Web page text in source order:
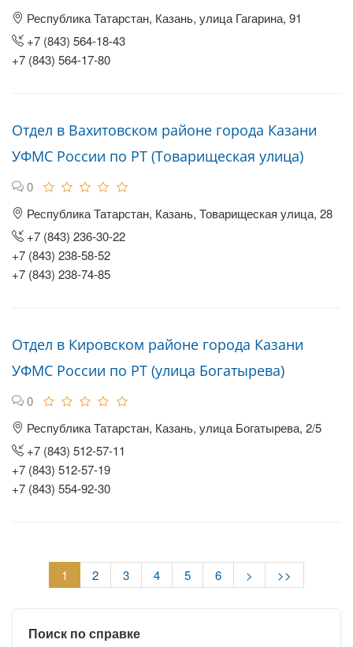
Республика Татарстан, Казань, улица Гагарина, 91
+7 (843) 564-18-43
+7 (843) 564-17-80
Отдел в Вахитовском районе города Казани
УФМС России по РТ (Товарищеская улица)
0
Республика Татарстан, Казань, Товарищеская улица, 28
+7 (843) 236-30-22
+7 (843) 238-58-52
+7 (843) 238-74-85
Отдел в Кировском районе города Казани
УФМС России по РТ (улица Богатырева)
0
Республика Татарстан, Казань, улица Богатырева, 2/5
+7 (843) 512-57-11
+7 (843) 512-57-19
+7 (843) 554-92-30
1 2 3 4 5 6 > >>
Поиск по справке